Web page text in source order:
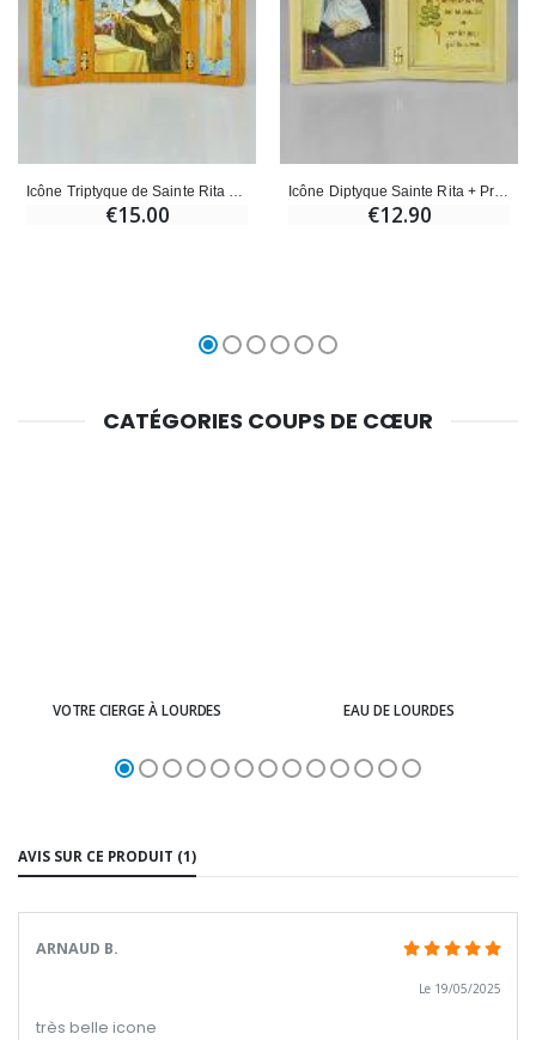
€15.00 €12.90
CATÉGORIES COUPS DE CŒUR
VOTRE CIERGE À LOURDES EAU DE LOURDES
AVIS SUR CE PRODUIT (1)
ARNAUD B.
Le 19/05/2025
très belle icone